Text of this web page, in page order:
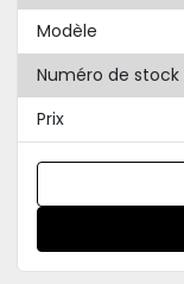
Modèle
Numéro de stock
Prix